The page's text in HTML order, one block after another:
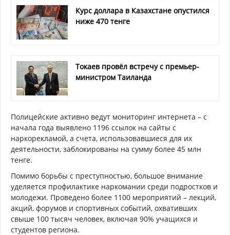
Курс доллара в Казахстане опустился
ниже 470 тенге
Токаев провёл встречу с премьер-
министром Таиланда
Полицейские активно ведут мониторинг интернета – с
начала года выявлено 1196 ссылок на сайты с
наркорекламой, а счета, использовавшиеся для их
деятельности, заблокированы на сумму более 45 млн
тенге.
Помимо борьбы с преступностью, большое внимание
уделяется профилактике наркомании среди подростков и
молодежи. Проведено более 1100 мероприятий – лекций,
акций, форумов и спортивных событий, охвативших
свыше 100 тысяч человек, включая 90% учащихся и
студентов региона.